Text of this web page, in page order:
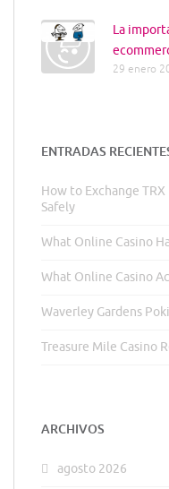
La
29 enero
ENTRADAS
How to Exchange
Safely
What Online Casino
What Online Casino
Waverley Gardens
Treasure Mile Casino
ARCHIVOS
agosto 2026